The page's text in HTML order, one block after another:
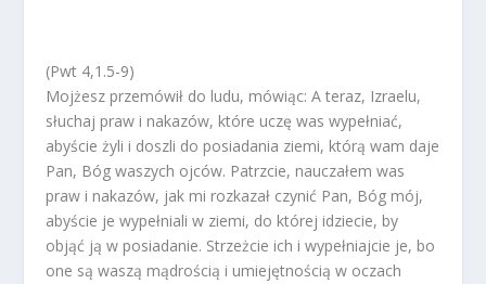
(Pwt 4,1.5-9)
Mojżesz przemówił do ludu, mówiąc: A teraz, Izraelu,
słuchaj praw i nakazów, które uczę was wypełniać,
abyście żyli i doszli do posiadania ziemi, którą wam daje
Pan, Bóg waszych ojców. Patrzcie, nauczałem was
praw i nakazów, jak mi rozkazał czynić Pan, Bóg mój,
abyście je wypełniali w ziemi, do której idziecie, by
objąć ją w posiadanie. Strzeżcie ich i wypełniajcie je, bo
one są waszą mądrością i umiejętnością w oczach